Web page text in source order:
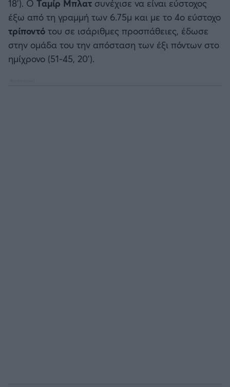
18’). Ο Ταμίρ Μπλατ συνέχισε να είναι εύστοχος
έξω από τη γραμμή των 6.75μ και με το 4ο εύστοχο
τρίποντό του σε ισάριθμες προσπάθειες, έδωσε
στην ομάδα του την απόσταση των έξι πόντων στο
ημίχρονο (51-45, 20’).